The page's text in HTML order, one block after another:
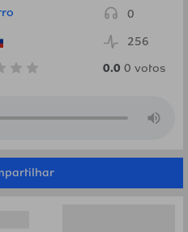
0
256
0.0 0 votos